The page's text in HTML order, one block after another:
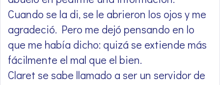
Cuando se la di, se le abrieron los ojos y me
agradeció. Pero me dejó pensando en lo
que me había dicho: quizá se extiende más
fácilmente el mal que el bien.
Claret se sabe llamado a ser un servidor de